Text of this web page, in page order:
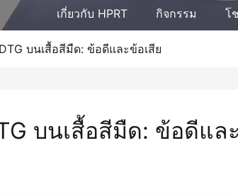
เกี่ยวกับ HPRT กิจกรรม โ
บนเสื้อสีมืด: ข้อดีและข้อเสีย
บนเสื้อสีมืด: ข้อดีแล